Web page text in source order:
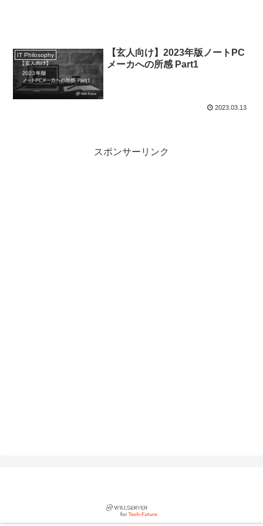
IT Philosophy
【玄人向け】2023年版ノートPC
メーカへの所感 Part1
2023.03.13
スポンサーリンク